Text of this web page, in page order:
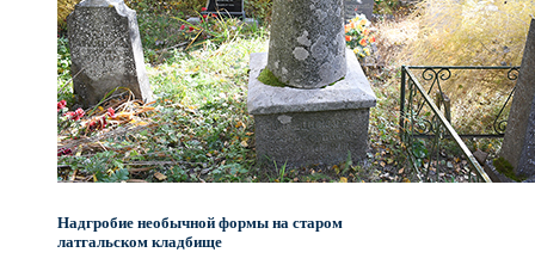
Надгробие необычной формы на старом
латгальском кладбище